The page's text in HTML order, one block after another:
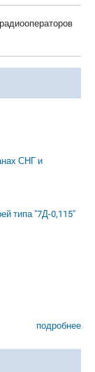
СНГ и
типа "7Д-0,115"
подробнее